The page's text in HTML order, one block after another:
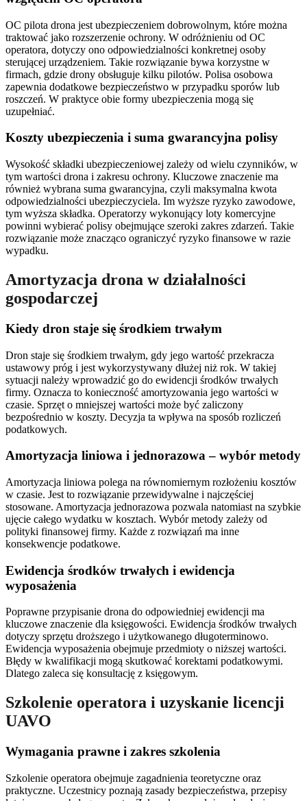
OC pilota drona jest ubezpieczeniem dobrowolnym, które można
traktować jako rozszerzenie ochrony. W odróżnieniu od OC
operatora, dotyczy ono odpowiedzialności konkretnej osoby
sterującej urządzeniem. Takie rozwiązanie bywa korzystne w
firmach, gdzie drony obsługuje kilku pilotów. Polisa osobowa
zapewnia dodatkowe bezpieczeństwo w przypadku sporów lub
roszczeń. W praktyce obie formy ubezpieczenia mogą się
uzupełniać.
Koszty ubezpieczenia i suma gwarancyjna polisy
Wysokość składki ubezpieczeniowej zależy od wielu czynników, w
tym wartości drona i zakresu ochrony. Kluczowe znaczenie ma
również wybrana suma gwarancyjna, czyli maksymalna kwota
odpowiedzialności ubezpieczyciela. Im wyższe ryzyko zawodowe,
tym wyższa składka. Operatorzy wykonujący loty komercyjne
powinni wybierać polisy obejmujące szeroki zakres zdarzeń. Takie
rozwiązanie może znacząco ograniczyć ryzyko finansowe w razie
wypadku.
Amortyzacja drona w działalności
gospodarczej
Kiedy dron staje się środkiem trwałym
Dron staje się środkiem trwałym, gdy jego wartość przekracza
ustawowy próg i jest wykorzystywany dłużej niż rok. W takiej
sytuacji należy wprowadzić go do ewidencji środków trwałych
firmy. Oznacza to konieczność amortyzowania jego wartości w
czasie. Sprzęt o mniejszej wartości może być zaliczony
bezpośrednio w koszty. Decyzja ta wpływa na sposób rozliczeń
podatkowych.
Amortyzacja liniowa i jednorazowa – wybór metody
Amortyzacja liniowa polega na równomiernym rozłożeniu kosztów
w czasie. Jest to rozwiązanie przewidywalne i najczęściej
stosowane. Amortyzacja jednorazowa pozwala natomiast na szybkie
ujęcie całego wydatku w kosztach. Wybór metody zależy od
polityki finansowej firmy. Każde z rozwiązań ma inne
konsekwencje podatkowe.
Ewidencja środków trwałych i ewidencja
wyposażenia
Poprawne przypisanie drona do odpowiedniej ewidencji ma
kluczowe znaczenie dla księgowości. Ewidencja środków trwałych
dotyczy sprzętu droższego i użytkowanego długoterminowo.
Ewidencja wyposażenia obejmuje przedmioty o niższej wartości.
Błędy w kwalifikacji mogą skutkować korektami podatkowymi.
Dlatego zaleca się konsultację z księgowym.
Szkolenie operatora i uzyskanie licencji
UAVO
Wymagania prawne i zakres szkolenia
Szkolenie operatora obejmuje zagadnienia teoretyczne oraz
praktyczne. Uczestnicy poznają zasady bezpieczeństwa, przepisy